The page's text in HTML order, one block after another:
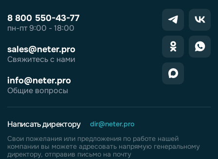
8 800 550-43-77
пн-пт 9:00 - 18:00
sales@neter.pro
Свяжитесь с нами
info@neter.pro
Общие вопросы
Написать директору
dir@neter.pro
Свои пожелания или предложения по работе нашей
компании вы можете адресовать напрямую генеральному
директору, отправив письмо на почту